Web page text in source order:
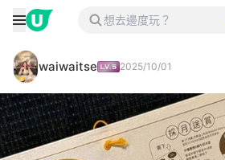
waiwaitse 2025/10/01